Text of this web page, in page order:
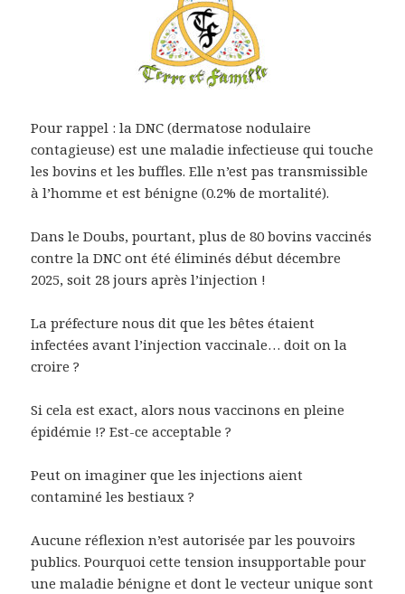
Pour rappel : la DNC (dermatose nodulaire
contagieuse) est une maladie infectieuse qui touche
les bovins et les buffles. Elle n’est pas transmissible
à l’homme et est bénigne (0.2% de mortalité).
Dans le Doubs, pourtant, plus de 80 bovins vaccinés
contre la DNC ont été éliminés début décembre
2025, soit 28 jours après l’injection !
La préfecture nous dit que les bêtes étaient
infectées avant l’injection vaccinale… doit on la
croire ?
Si cela est exact, alors nous vaccinons en pleine
épidémie !? Est-ce acceptable ?
Peut on imaginer que les injections aient
contaminé les bestiaux ?
Aucune réflexion n’est autorisée par les pouvoirs
publics. Pourquoi cette tension insupportable pour
une maladie bénigne et dont le vecteur unique sont